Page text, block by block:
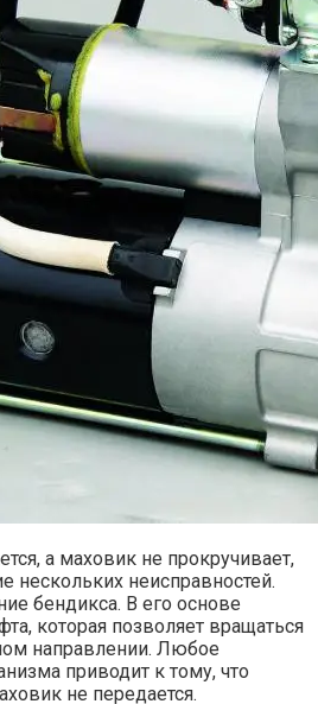
а маховик не прокручивает,
нескольких неисправностей.
бендикса. В его основе
которая позволяет вращаться
направлении. Любое
приводит к тому, что
не передается.